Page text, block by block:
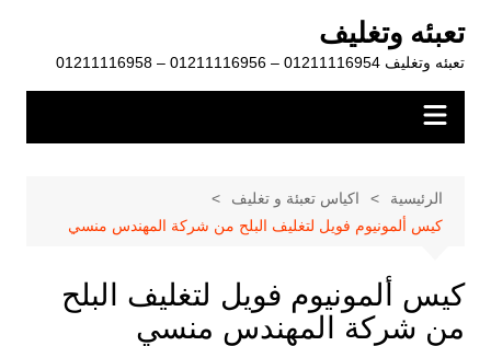
المحتوى
تعبئه وتغليف
تعبئه وتغليف 01211116954 – 01211116956 – 01211116958
الرئيسية
اكياس تعبئة و تغليف
كيس ألمونيوم فويل لتغليف البلح من شركة المهندس منسي
كيس ألمونيوم فويل لتغليف البلح
من شركة المهندس منسي